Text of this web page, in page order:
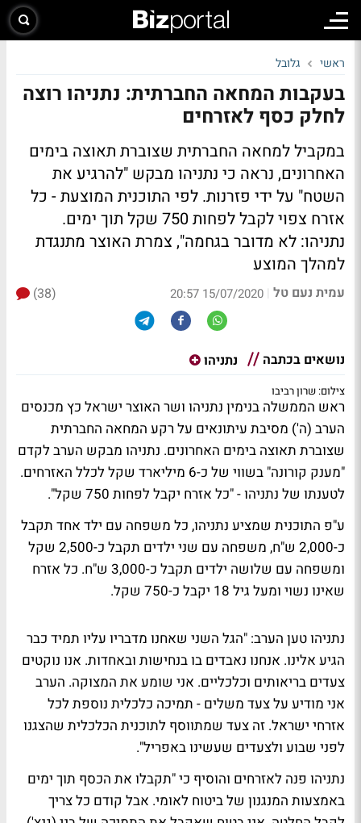
ראשי גלובל
בעקבות המחאה החברתית: נתניהו רוצה
לחלק כסף לאזרחים
במקביל למחאה החברתית שצוברת תאוצה בימים
האחרונים, נראה כי נתניהו מבקש "להרגיע את
השטח" על ידי פזרנות. לפי התוכנית המוצעת - כל
אזרח צפוי לקבל לפחות 750 שקל תוך ימים.
נתניהו: לא מדובר בגחמה", צמרת האוצר מתנגדת
למהלך המוצע
עמית נעם טל |
15/07/2020 20:57
(38)
נושאים בכתבה נתניהו
צילום: שרון רביבו
ראש הממשלה בנימין נתניהו ושר האוצר ישראל כץ מכנסים
הערב (ה') מסיבת עיתונאים על רקע המחאה החברתית
שצוברת תאוצה בימים האחרונים. נתניהו מבקש הערב לקדם
"מענק קורונה" בשווי של כ-6 מיליארד שקל לכלל האזרחים.
לטענתו של נתניהו - "כל אזרח יקבל לפחות 750 שקל".
ע"פ התוכנית שמציע נתניהו, כל משפחה עם ילד אחד תקבל
כ-2,000 ש"ח, משפחה עם שני ילדים תקבל כ-2,500 שקל
ומשפחה עם שלושה ילדים תקבל כ-3,000 ש"ח. כל אזרח
שאינו נשוי ומעל גיל 18 יקבל כ-750 שקל.
נתניהו טען הערב: "הגל השני שאחנו מדבריו עליו תמיד כבר
הגיע אלינו. אנחנו נאבדים בו בנחישות ובאחדות. אנו נוקטים
צעדים בריאותים וכלכליים. אני שומע את המצוקה. הערב
אני מודיע על צעד משלים - תמיכה כלכלית נוספת לכל
אזרחי ישראל. זה צעד שמתווסף לתוכנית הכלכלית שהצגנו
לפני שבוע ולצעדים שעשינו באפריל".
נתניהו פנה לאזרחים והוסיף כי "תקבלו את הכסף תוך ימים
באמצעות המנגנון של ביטוח לאומי. אבל קודם כל צריך